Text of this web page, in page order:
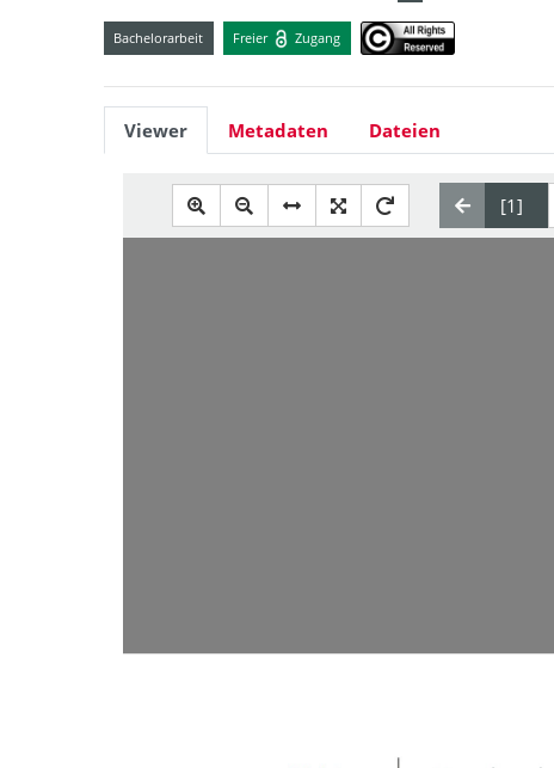
Bachelorarbeit Freier Zugang
Viewer Metadaten Dateien